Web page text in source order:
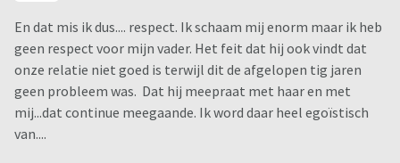
Ik ben eerlijk....wij willen haar niet meer zien. Dat gezeur zijn
we zo zat. Maar ja...kan ik dat maken... iedere keer zie ik weer
op tegen haar bezoek. Daarnaast als we herinneringen
ophalen komt zij met haar eigen herinneringen waardoor we
nooit de diepte in kunnen.
En dat mis ik dus.... respect. Ik schaam mij enorm maar ik heb
geen respect voor mijn vader. Het feit dat hij ook vindt dat
onze relatie niet goed is terwijl dit de afgelopen tig jaren
geen probleem was. Dat hij meepraat met haar en met
mij...dat continue meegaande. Ik word daar heel egoïstisch
van....